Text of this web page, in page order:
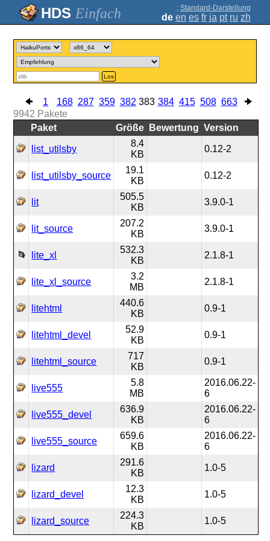
Einfach ; Standard-Darstellung
de en es fr ja pt ru zh
Los
1 168 287 359 382 383 384 415 508 663
9942 Pakete
Paket
Größe Bewertung Version
list_utilsby
8.4
KB
0.12-2
list_utilsby_source
19.1
KB
0.12-2
lit
505.5
KB
3.9.0-1
lit_source
207.2
KB
3.9.0-1
lite_xl
532.3
KB
2.1.8-1
lite_xl_source
3.2
MB
2.1.8-1
litehtml
440.6
KB
0.9-1
litehtml_devel
52.9
KB
0.9-1
litehtml_source
717
KB
0.9-1
live555
5.8
MB
2016.06.22-
6
live555_devel
636.9
KB
2016.06.22-
6
live555_source
659.6
KB
2016.06.22-
6
lizard
291.6
KB
1.0-5
lizard_devel
12.3
KB
1.0-5
lizard_source
224.3
KB
1.0-5